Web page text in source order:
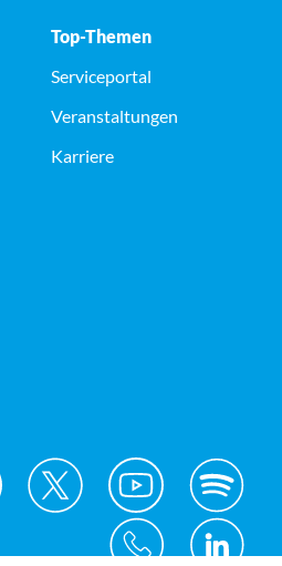
Top-Themen
Serviceportal
Veranstaltungen
Karriere